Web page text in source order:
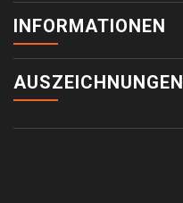
INFORMATIONEN
AUSZEICHNUNGEN